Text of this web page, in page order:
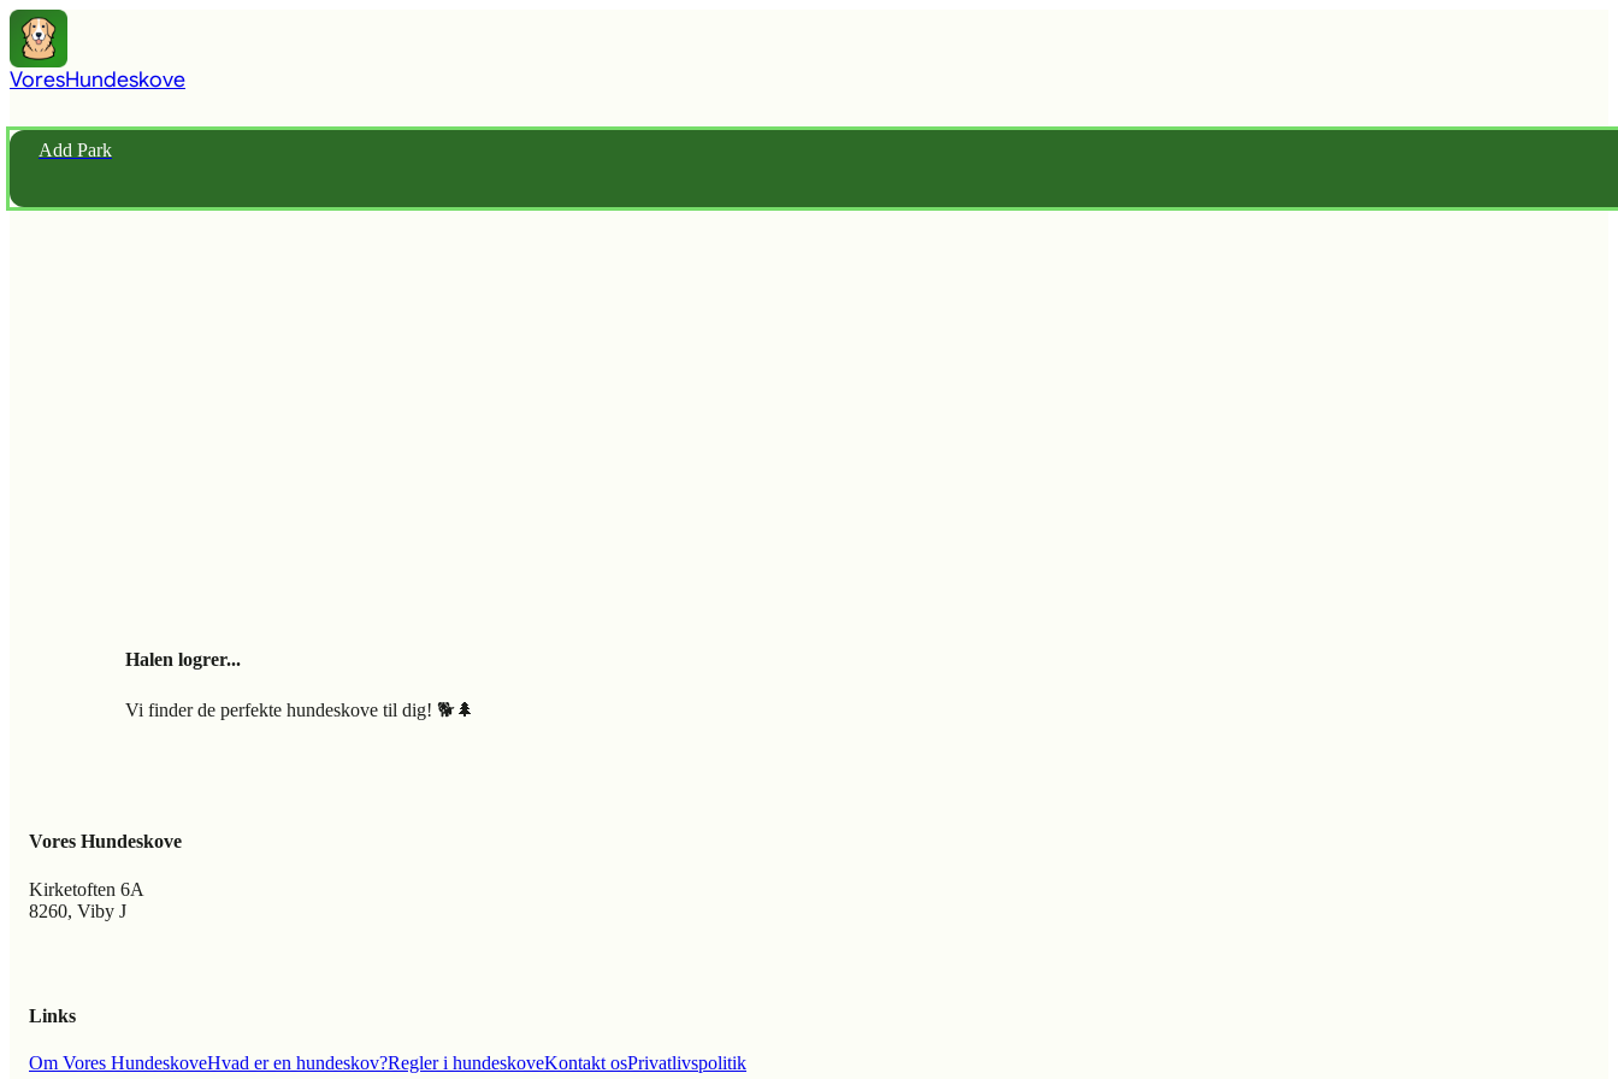
VoresHundeskove
Add Park
Halen logrer...
Vi finder de perfekte hundeskove til dig! 🐕🌲
Vores Hundeskove
Kirketoften 6A
8260, Viby J
Links
Om Vores HundeskoveHvad er en hundeskov?Regler i hundeskoveKontakt osPrivatlivspolitik